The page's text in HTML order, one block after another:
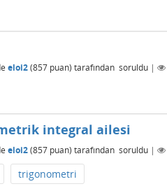
eloi2(857 puan) tarafından soruldu |
integral ailesi
eloi2(857 puan) tarafından soruldu |
trigonometri